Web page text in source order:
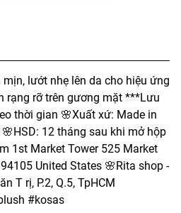
lướt nhẹ lên da cho hiệu ứng
rạng rỡ trên gương mặt ***Lưu
thời gian 🌸Xuất xứ: Made in
12 tháng sau khi mở hộp
1st Market Tower 525 Market
United States 🌸Rita shop -
T rị, P.2, Q.5, TpHCM
#kosas